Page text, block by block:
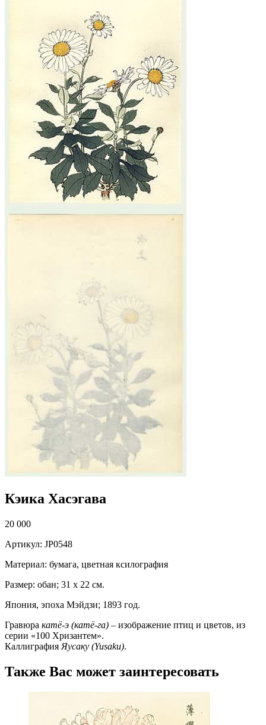
Кэика Хасэгава
20 000
Артикул: JP0548
Материал: бумага, цветная ксилография
Размер: обан; 31 х 22 см.
Япония, эпоха Мэйдзи; 1893 год.
Гравюра катё-э (катё-га) – изображение птиц и цветов, из
серии «100 Хризантем».
Каллиграфия Яусаку (Yusaku).
Также Вас может заинтересовать